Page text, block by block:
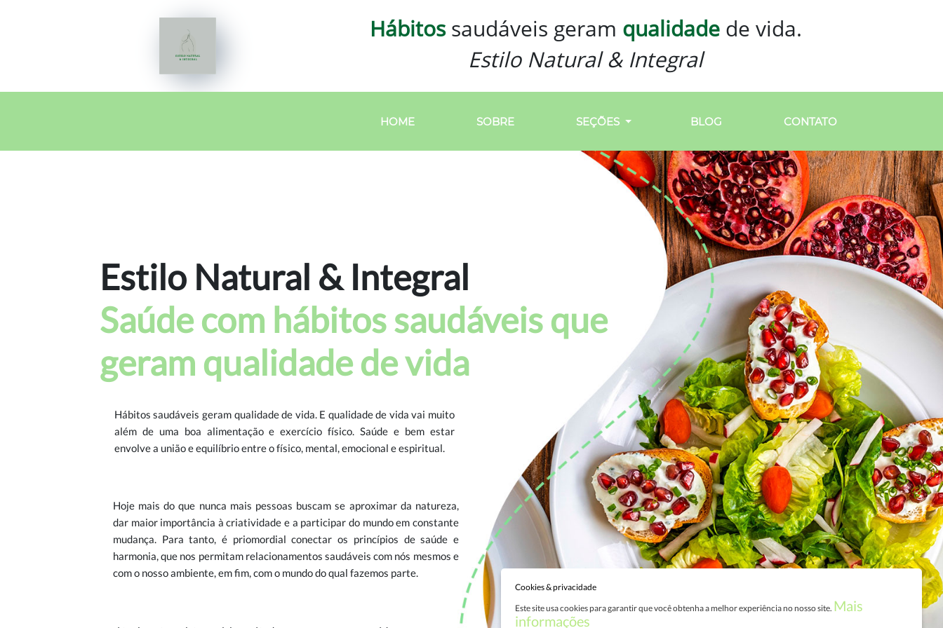
Hábitossaudáveis geram qualidade de vida.
Estilo Natural & Integral
HOME SOBRE SEÇÕES BLOG CONTATO
Estilo Natural & Integral
Saúde com hábitos saudáveis que
geram qualidade de vida
Hábitos saudáveis geram qualidade de vida. E qualidade de vida vai muito
além de uma boa alimentação e exercício físico. Saúde e bem estar
envolve a união e equilíbrio entre o físico, mental, emocional e espiritual.
Hoje mais do que nunca mais pessoas buscam se aproximar da natureza,
dar maior importância à criatividade e a participar do mundo em constante
mudança. Para tanto, é priomordial conectar os princípios de saúde e
harmonia, que nos permitam relacionamentos saudáveis com nós mesmos e
com o nosso ambiente, em fim, com o mundo do qual fazemos parte.
Cookies & privacidade
Este site usa cookies para garantir que você obtenha a melhor experiência no nosso site. Mais
informações